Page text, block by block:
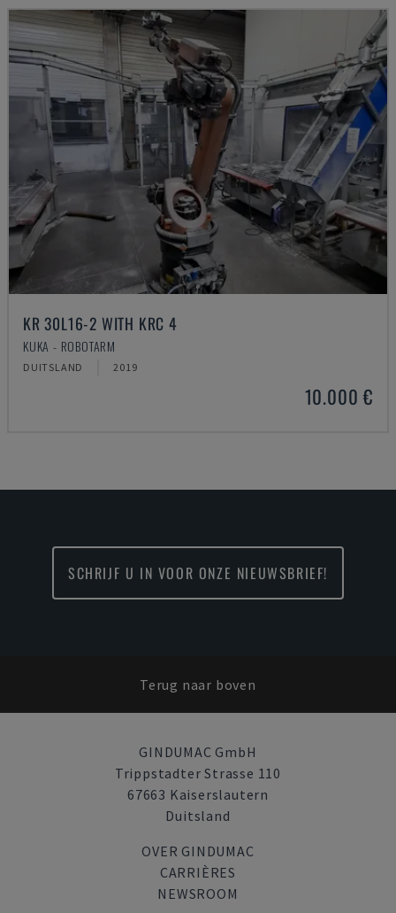
KR 30L16-2 WITH KRC 4
KUKA - ROBOTARM
DUITSLAND 2019
10.000 €
SCHRIJF U IN VOOR ONZE NIEUWSBRIEF!
Terug naar boven
GINDUMAC GmbH
Trippstadter Strasse 110
67663 Kaiserslautern
Duitsland
OVER GINDUMAC
CARRIÈRES
NEWSROOM